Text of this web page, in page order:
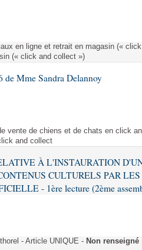
lois
lois
en ligne et retrait en magasin («
(« click and collect »)
de Mme Sandra Delannoy
vente de chiens et de chats en click
and collect
À L'INSTAURATION
CULTURELS PAR LES
- 1ère lecture (2ème
- Article UNIQUE - Non renseigné